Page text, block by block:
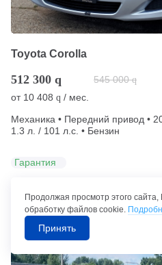
Toyota Corolla
512 300 q 545 000 q
от 10 408 q / мес.
Механика • Передний привод •
1.3 л. / 101 л.с. • Бензин
Гарантия
Позвонить в
Продолжая просмотр этого
обработку файлов cookie.
Принять